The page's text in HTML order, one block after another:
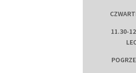
11.30-